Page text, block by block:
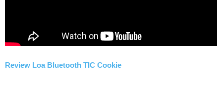
Review Loa Bluetooth TIC Cookie